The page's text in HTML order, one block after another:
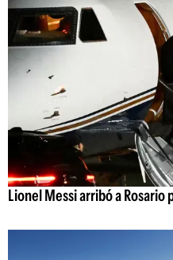
Lionel Messi arribó a Rosario